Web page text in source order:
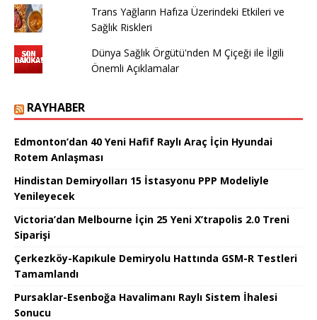
Trans Yağların Hafıza Üzerindeki Etkileri ve
Sağlık Riskleri
Dünya Sağlık Örgütü'nden M Çiçeği ile İlgili
Önemli Açıklamalar
RAYHABER
Edmonton’dan 40 Yeni Hafif Raylı Araç İçin Hyundai
Rotem Anlaşması
Hindistan Demiryolları 15 İstasyonu PPP Modeliyle
Yenileyecek
Victoria’dan Melbourne İçin 25 Yeni X’trapolis 2.0 Treni
Siparişi
Çerkezköy-Kapıkule Demiryolu Hattında GSM-R Testleri
Tamamlandı
Pursaklar-Esenboğa Havalimanı Raylı Sistem İhalesi
Sonucu